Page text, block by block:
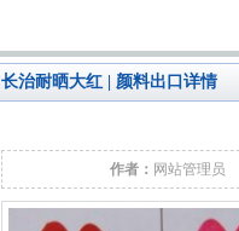
长治耐晒大红 | 颜料出口详情
作者： 网站管理员